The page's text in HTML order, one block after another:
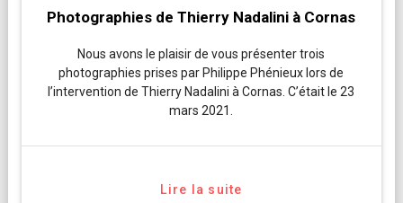
Photographies de Thierry Nadalini à Cornas
Nous avons le plaisir de vous présenter trois
photographies prises par Philippe Phénieux lors de
l’intervention de Thierry Nadalini à Cornas. C’était le 23
mars 2021.
Lire la suite